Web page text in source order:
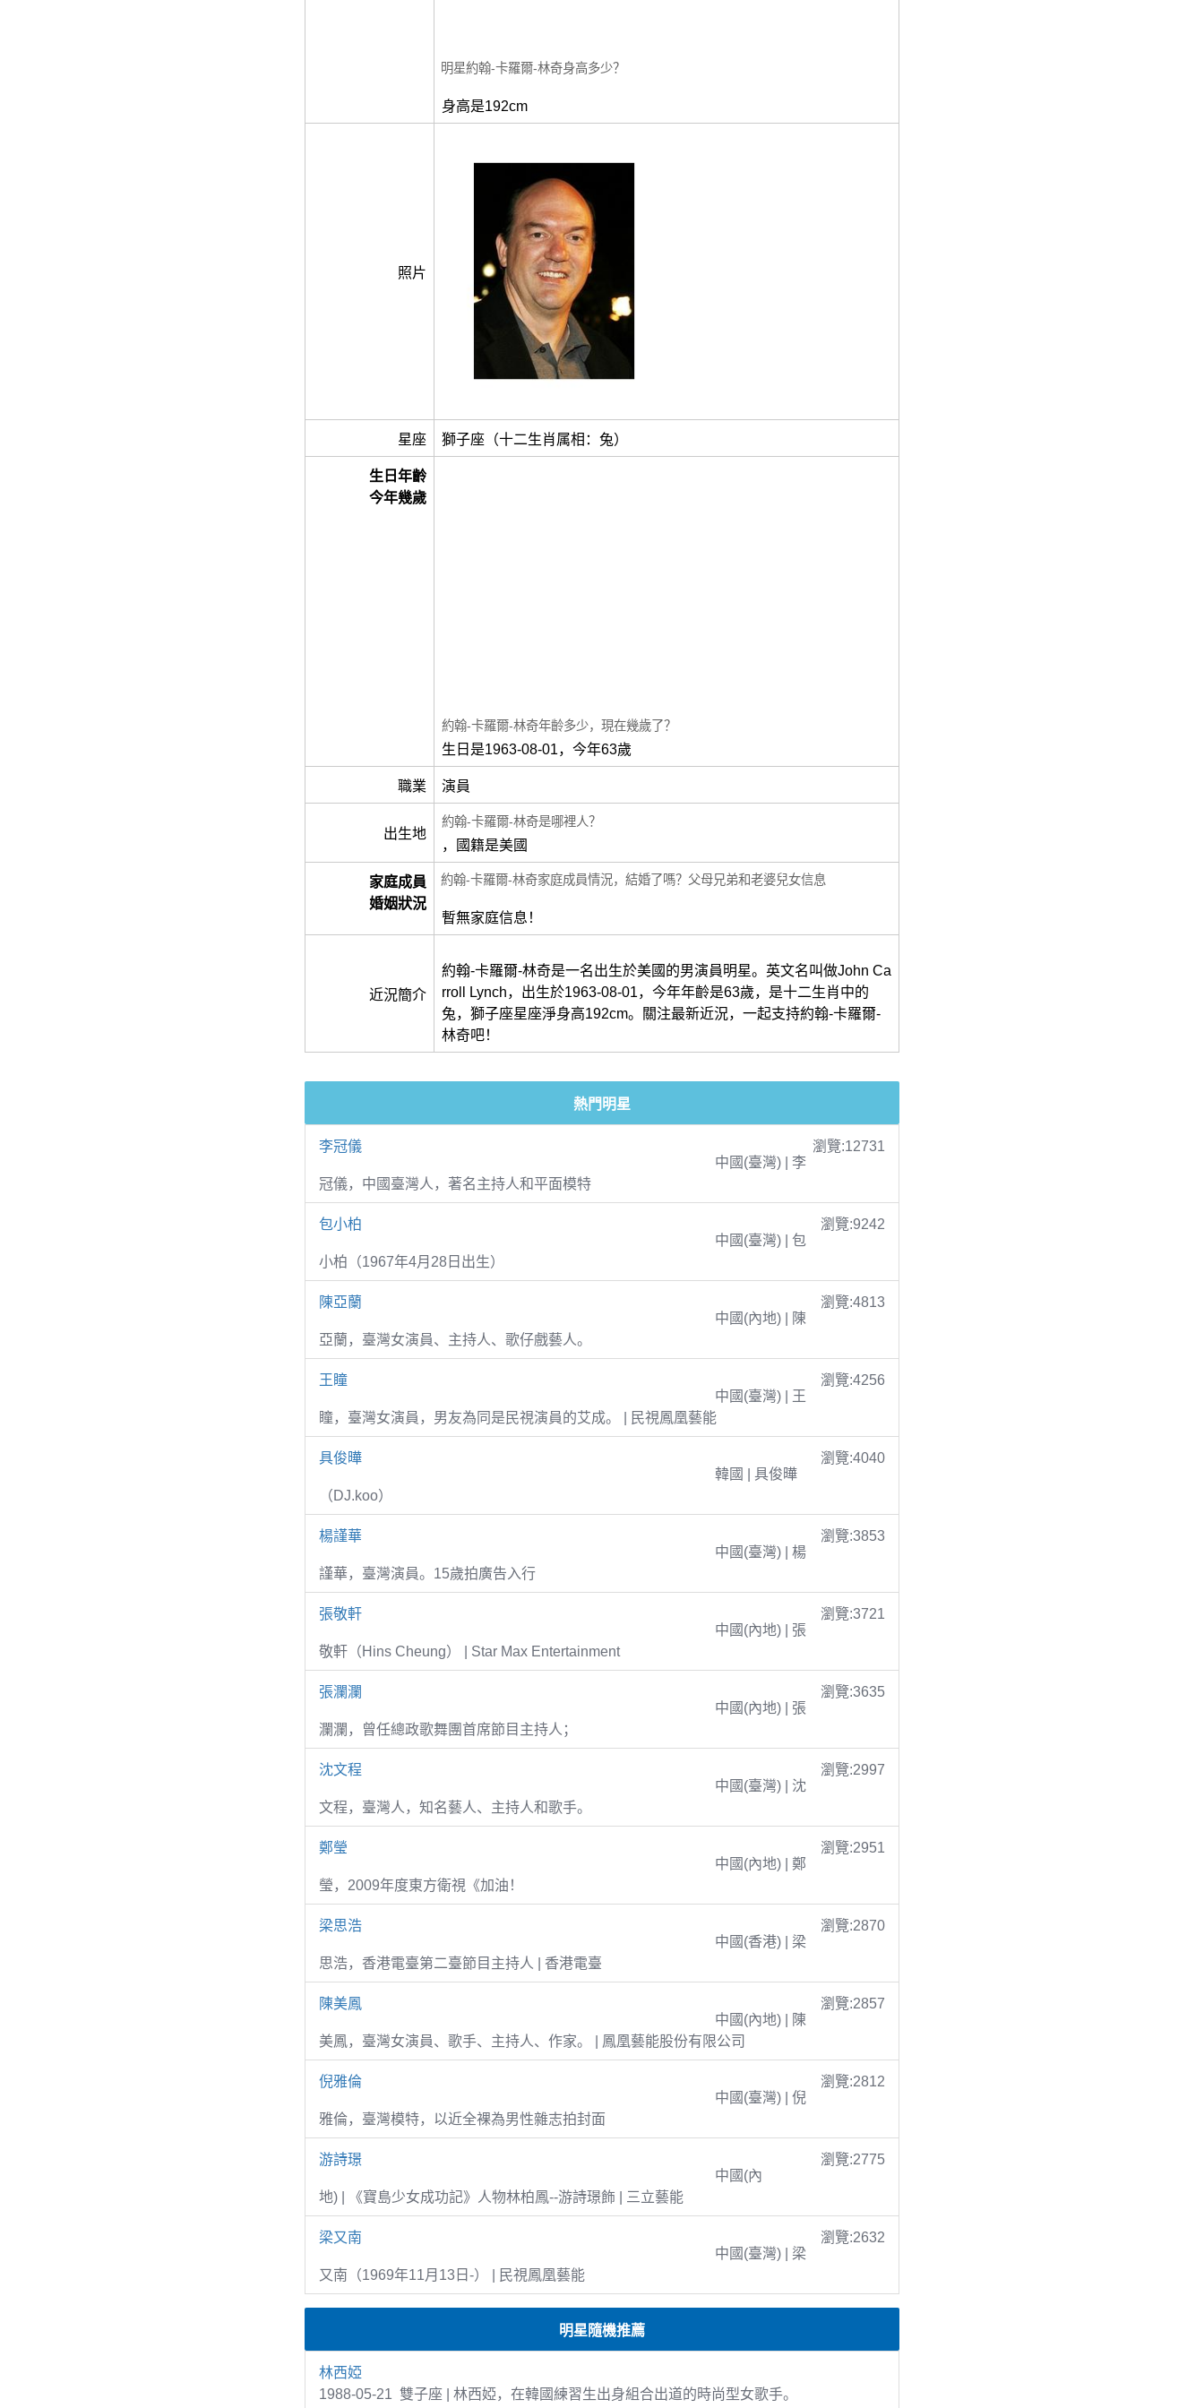
明星約翰-卡羅爾-林奇身高多少？
身高是192cm
照片
星座 獅子座（十二生肖属相：兔）
生日年齡
今年幾歲
約翰-卡羅爾-林奇年齡多少，現在幾歲了？
生日是1963-08-01，今年63歲
職業 演員
出生地
約翰-卡羅爾-林奇是哪裡人？
，國籍是美國
家庭成員
婚姻狀況
約翰-卡羅爾-林奇家庭成員情況，結婚了嗎？父母兄弟和老婆兒女信息
暫無家庭信息！
近況簡介
約翰-卡羅爾-林奇是一名出生於美國的男演員明星。英文名叫做John Ca
rroll Lynch，出生於1963-08-01，今年年齡是63歲，是十二生肖中的
兔，獅子座星座淨身高192cm。關注最新近況，一起支持約翰-卡羅爾-
林奇吧！
熱門明星
李冠儀
瀏覽:12731
中國(臺灣) | 李
冠儀，中國臺灣人，著名主持人和平面模特
包小柏
瀏覽:9242
中國(臺灣) | 包
小柏（1967年4月28日出生）
陳亞蘭
瀏覽:4813
中國(內地) | 陳
亞蘭，臺灣女演員、主持人、歌仔戲藝人。
王瞳
瀏覽:4256
中國(臺灣) | 王
瞳，臺灣女演員，男友為同是民視演員的艾成。 | 民視鳳凰藝能
具俊曄
瀏覽:4040
韓國 | 具俊曄
（DJ.koo）
楊謹華
瀏覽:3853
中國(臺灣) | 楊
謹華，臺灣演員。15歲拍廣告入行
張敬軒
瀏覽:3721
中國(內地) | 張
敬軒（Hins Cheung） | Star Max Entertainment
張瀾瀾
瀏覽:3635
中國(內地) | 張
瀾瀾，曾任總政歌舞團首席節目主持人；
沈文程
瀏覽:2997
中國(臺灣) | 沈
文程，臺灣人，知名藝人、主持人和歌手。
鄭瑩
瀏覽:2951
中國(內地) | 鄭
瑩，2009年度東方衛視《加油！
梁思浩
瀏覽:2870
中國(香港) | 梁
思浩，香港電臺第二臺節目主持人 | 香港電臺
陳美鳳
瀏覽:2857
中國(內地) | 陳
美鳳，臺灣女演員、歌手、主持人、作家。 | 鳳凰藝能股份有限公司
倪雅倫
瀏覽:2812
中國(臺灣) | 倪
雅倫，臺灣模特，以近全裸為男性雜志拍封面
游詩璟
瀏覽:2775
中國(內
地) | 《寶島少女成功記》人物林柏鳳--游詩璟飾 | 三立藝能
梁又南
瀏覽:2632
中國(臺灣) | 梁
又南（1969年11月13日-） | 民視鳳凰藝能
明星隨機推薦
林西婭
1988-05-21 雙子座 | 林西婭，在韓國練習生出身組合出道的時尚型女歌手。